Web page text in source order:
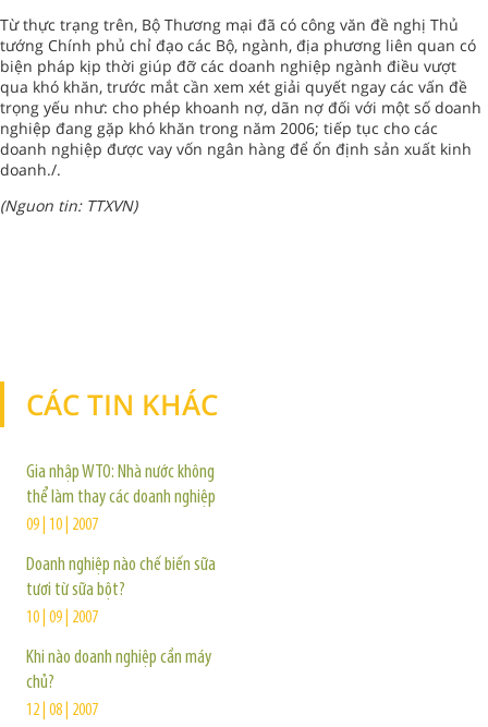
Từ thực trạng trên, Bộ Thương mại đã có công văn đề nghị Thủ
tướng Chính phủ chỉ đạo các Bộ, ngành, địa phương liên quan có
biện pháp kịp thời giúp đỡ các doanh nghiệp ngành điều vượt
qua khó khăn, trước mắt cần xem xét giải quyết ngay các vấn đề
trọng yếu như: cho phép khoanh nợ, dãn nợ đối với một số doanh
nghiệp đang gặp khó khăn trong năm 2006; tiếp tục cho các
doanh nghiệp được vay vốn ngân hàng để ổn định sản xuất kinh
doanh./.
(Nguon tin: TTXVN)
CÁC TIN KHÁC
Gia nhập WTO: Nhà nước không
thể làm thay các doanh nghiệp
09 | 10 | 2007
Doanh nghiệp nào chế biến sữa
tươi từ sữa bột?
10 | 09 | 2007
Khi nào doanh nghiệp cần máy
chủ?
12 | 08 | 2007